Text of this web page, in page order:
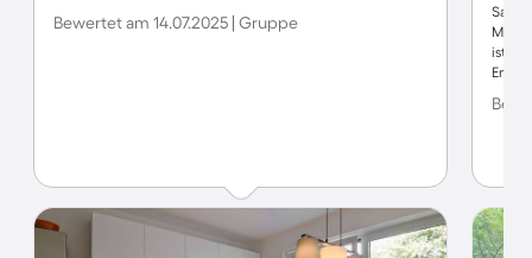
Bewertet am 14.07.2025 | Gruppe
ist